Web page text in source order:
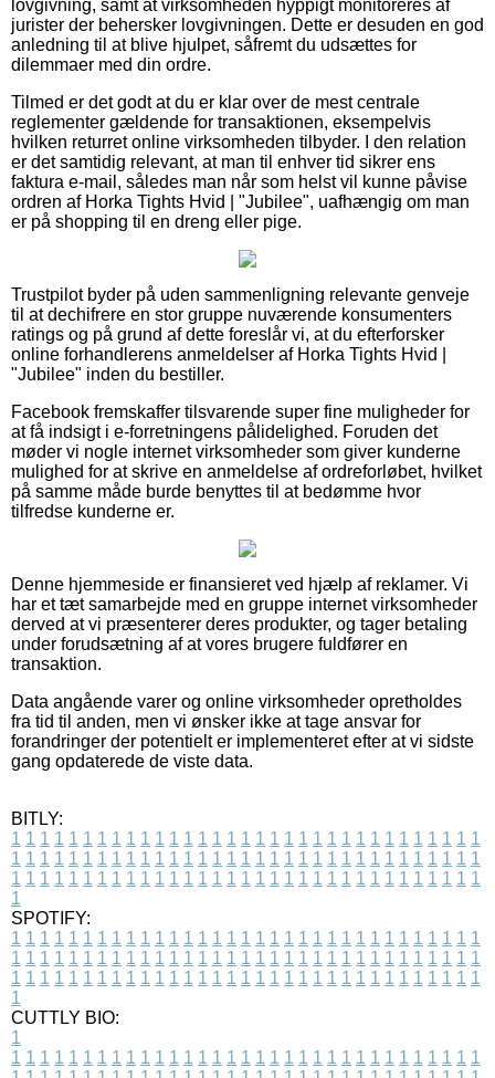
lovgivning, samt at virksomheden hyppigt monitoreres af
jurister der behersker lovgivningen. Dette er desuden en god
anledning til at blive hjulpet, såfremt du udsættes for
dilemmaer med din ordre.
Tilmed er det godt at du er klar over de mest centrale
reglementer gældende for transaktionen, eksempelvis
hvilken returret online virksomheden tilbyder. I den relation
er det samtidig relevant, at man til enhver tid sikrer ens
faktura e-mail, således man når som helst vil kunne påvise
ordren af Horka Tights Hvid | "Jubilee", uafhængig om man
er på shopping til en dreng eller pige.
Trustpilot byder på uden sammenligning relevante genveje
til at dechifrere en stor gruppe nuværende konsumenters
ratings og på grund af dette foreslår vi, at du efterforsker
online forhandlerens anmeldelser af Horka Tights Hvid |
"Jubilee" inden du bestiller.
Facebook fremskaffer tilsvarende super fine muligheder for
at få indsigt i e-forretningens pålidelighed. Foruden det
møder vi nogle internet virksomheder som giver kunderne
mulighed for at skrive en anmeldelse af ordreforløbet, hvilket
på samme måde burde benyttes til at bedømme hvor
tilfredse kunderne er.
Denne hjemmeside er finansieret ved hjælp af reklamer. Vi
har et tæt samarbejde med en gruppe internet virksomheder
derved at vi præsenterer deres produkter, og tager betaling
under forudsætning af at vores brugere fuldfører en
transaktion.
Data angående varer og online virksomheder opretholdes
fra tid til anden, men vi ønsker ikke at tage ansvar for
forandringer der potentielt er implementeret efter at vi sidste
gang opdaterede de viste data.
BITLY:
1 1 1 1 1 1 1 1 1 1 1 1 1 1 1 1 1 1 1 1 1 1 1 1 1 1 1 1 1 1 1 1 1
1 1 1 1 1 1 1 1 1 1 1 1 1 1 1 1 1 1 1 1 1 1 1 1 1 1 1 1 1 1 1 1 1
1 1 1 1 1 1 1 1 1 1 1 1 1 1 1 1 1 1 1 1 1 1 1 1 1 1 1 1 1 1 1 1 1
1
SPOTIFY:
1 1 1 1 1 1 1 1 1 1 1 1 1 1 1 1 1 1 1 1 1 1 1 1 1 1 1 1 1 1 1 1 1
1 1 1 1 1 1 1 1 1 1 1 1 1 1 1 1 1 1 1 1 1 1 1 1 1 1 1 1 1 1 1 1 1
1 1 1 1 1 1 1 1 1 1 1 1 1 1 1 1 1 1 1 1 1 1 1 1 1 1 1 1 1 1 1 1 1
1
CUTTLY BIO:
1
1 1 1 1 1 1 1 1 1 1 1 1 1 1 1 1 1 1 1 1 1 1 1 1 1 1 1 1 1 1 1 1 1